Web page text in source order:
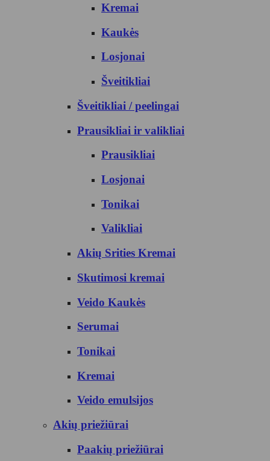
Kremai
Kaukės
Losjonai
Šveitikliai
Šveitikliai / peelingai
Prausikliai ir valikliai
Prausikliai
Losjonai
Tonikai
Valikliai
Akių Srities Kremai
Skutimosi kremai
Veido Kaukės
Serumai
Tonikai
Kremai
Veido emulsijos
Akių priežiūrai
Paakių priežiūrai